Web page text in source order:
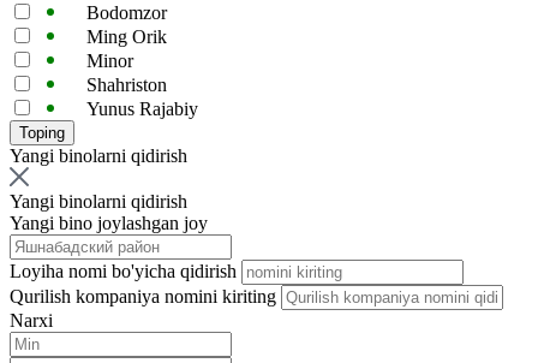
Bodomzor
Ming Orik
Minor
Shahriston
Yunus Rajabiy
Yangi binolarni qidirish
Yangi binolarni qidirish
Yangi bino joylashgan joy
Loyiha nomi bo'yicha qidirish
Qurilish kompaniya nomini kiriting
Narxi